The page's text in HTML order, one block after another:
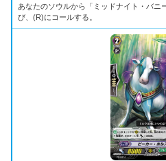
あなたのソウルから「ミッドナイト・バニ
び、(R)にコールする。